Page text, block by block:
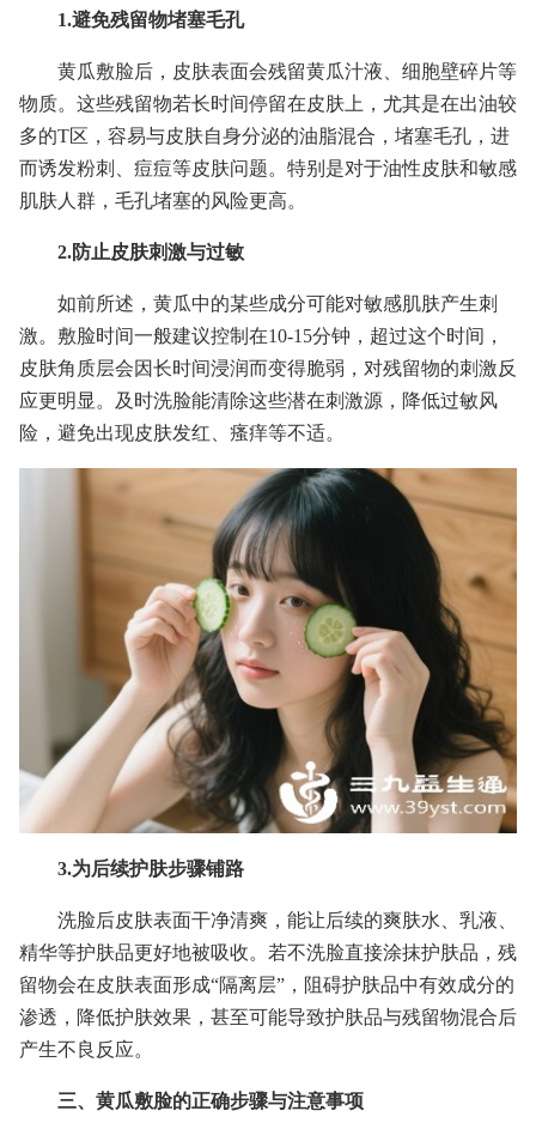
1.避免残留物堵塞毛孔
黄瓜敷脸后，皮肤表面会残留黄瓜汁液、细胞壁碎片等
物质。这些残留物若长时间停留在皮肤上，尤其是在出油较
多的T区，容易与皮肤自身分泌的油脂混合，堵塞毛孔，进
而诱发粉刺、痘痘等皮肤问题。特别是对于油性皮肤和敏感
肌肤人群，毛孔堵塞的风险更高。
2.防止皮肤刺激与过敏
如前所述，黄瓜中的某些成分可能对敏感肌肤产生刺
激。敷脸时间一般建议控制在10-15分钟，超过这个时间，
皮肤角质层会因长时间浸润而变得脆弱，对残留物的刺激反
应更明显。及时洗脸能清除这些潜在刺激源，降低过敏风
险，避免出现皮肤发红、瘙痒等不适。
3.为后续护肤步骤铺路
洗脸后皮肤表面干净清爽，能让后续的爽肤水、乳液、
精华等护肤品更好地被吸收。若不洗脸直接涂抹护肤品，残
留物会在皮肤表面形成“隔离层”，阻碍护肤品中有效成分的
渗透，降低护肤效果，甚至可能导致护肤品与残留物混合后
产生不良反应。
三、黄瓜敷脸的正确步骤与注意事项